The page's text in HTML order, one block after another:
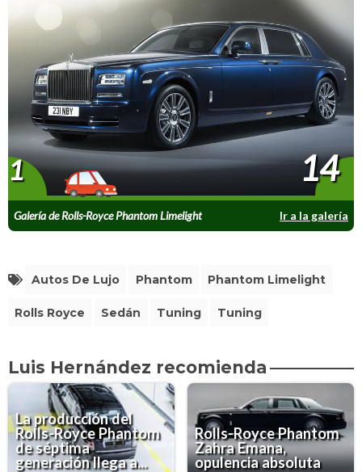
Galería de Rolls-Royce Phantom Limelight Ir a la galería
1 14
Autos De Lujo Phantom Phantom Limelight
Rolls Royce Sedán Tuning Tuning
Luis Hernández recomienda
La producción del
Rolls-Royce Phantom
de séptima
generación llega a...
Rolls-Royce Phantom
Zahra Emana,
opulencia absoluta